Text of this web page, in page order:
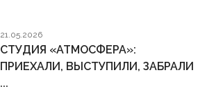
21.05.2026
СТУДИЯ «АТМОСФЕРА»:
ПРИЕХАЛИ, ВЫСТУПИЛИ, ЗАБРАЛИ
...